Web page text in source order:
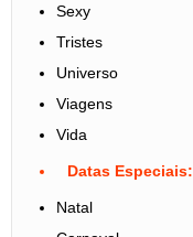
Sexy
Tristes
Universo
Viagens
Vida
Datas Especiais:
Natal